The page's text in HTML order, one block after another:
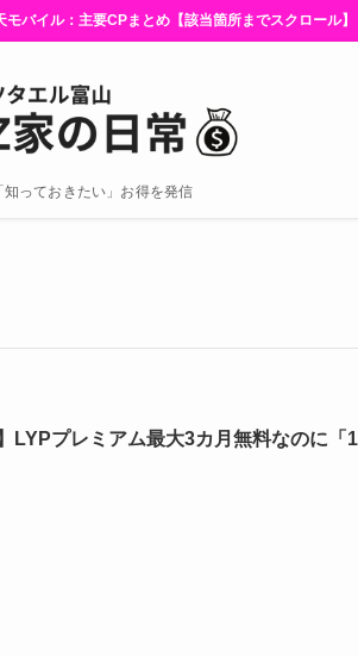
：主要CPまとめ【該当箇所までスクロール】
知っておきたい」お得を発信
LYPプレミアム最大3カ月無料なのに「